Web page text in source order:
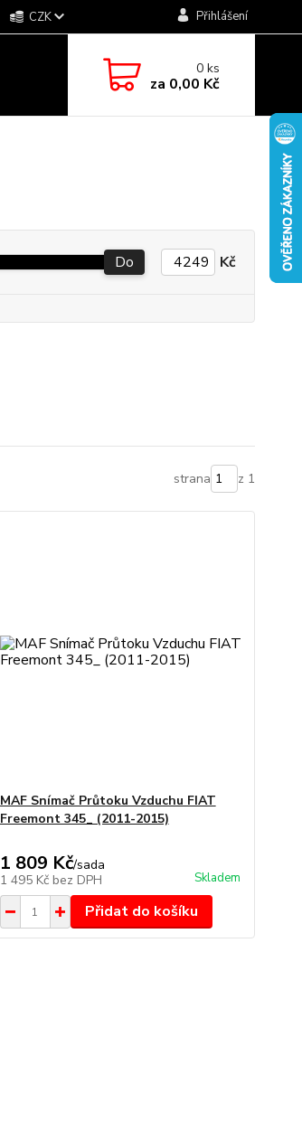
CZK Přihlášení
0ks
za 0,00 Kč
Do Kč
strana z 1
MAF Snímač Průtoku Vzduchu FIAT
Freemont 345_ (2011-2015)
1 809 Kč/sada
1 495 Kč bez DPH Skladem
Přidat do košíku